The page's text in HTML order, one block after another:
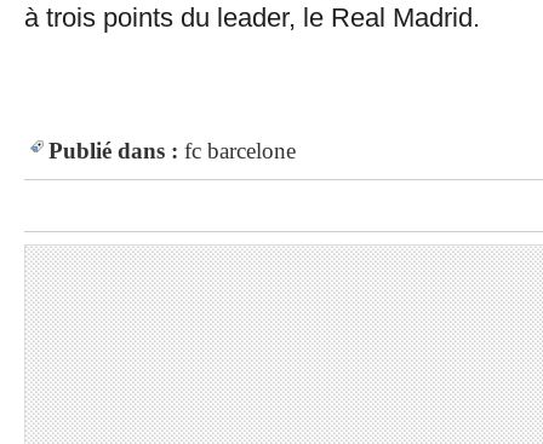
à trois points du leader, le Real Madrid.
Publié dans : fc barcelone